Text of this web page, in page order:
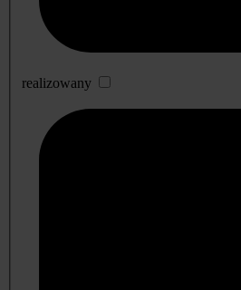
realizowany